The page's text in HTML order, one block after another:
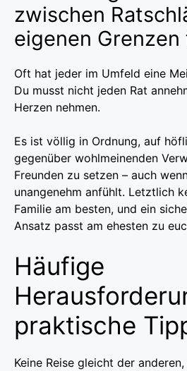
zwischen
eigenen Grenzen
Oft hat jeder im Umfeld eine
Du musst nicht jeden Rat
Herzen nehmen.
Es ist völlig in Ordnung, auf
gegenüber wohlmeinenden
Freunden zu setzen – auch
unangenehm anfühlt. Letztlich
Familie am besten, und ein
Ansatz passt am ehesten zu
Häufige
praktische
Keine Reise gleicht der